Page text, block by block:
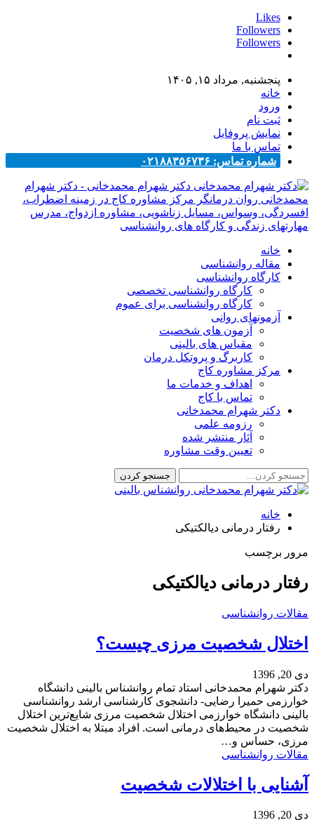
Likes
Followers
Followers
پنجشنبه, مرداد ۱۵, ۱۴۰۵
خانه
ورود
ثبت نام
نمایش پروفایل
تماس با ما
شماره تماس: ۰۲۱۸۸۳۵۶۷۳۶
دکتر شهرام محمدخانی - دکتر شهرام
محمدخانی روان درمانگر مرکز مشاوره کاج در زمینه اضطراب،
افسردگی، وسواس، مسایل زناشویی، مشاوره ازدواج، مدرس
مهارتهای زندگی و کارگاه های روانشناسی
خانه
مقاله روانشناسی
کارگاه روانشناسی
کارگاه روانشناسی تخصصی
کارگاه روانشناسی برای عموم
آزمونهای روانی
آزمون های شخصیت
مقیاس های بالینی
کاربرگ و پروتکل درمان
مرکز مشاوره کاج
اهداف و خدمات ما
تماس با کاج
دکتر شهرام محمدخانی
رزومه علمی
آثار منتشر شده
تعیین وقت مشاوره
خانه
رفتار درمانی دیالکتیکی
مرور برچسب
رفتار درمانی دیالکتیکی
مقالات روانشناسی
اختلال شخصیت مرزی چیست؟
دی 20, 1396
دکتر شهرام محمدخانی استاد تمام روانشناس بالینی دانشگاه
خوارزمی حمیرا رضایی- دانشجوی کارشناسی ارشد روانشناسی
بالینی دانشگاه خوارزمی اختلال شخصیت مرزی شایع‌ترین اختلال
شخصیت در محیط‌های درمانی است. افراد مبتلا به اختلال شخصیت
مرزی، حساس و…
مقالات روانشناسی
آشنایی با اختلالات شخصیت
دی 20, 1396